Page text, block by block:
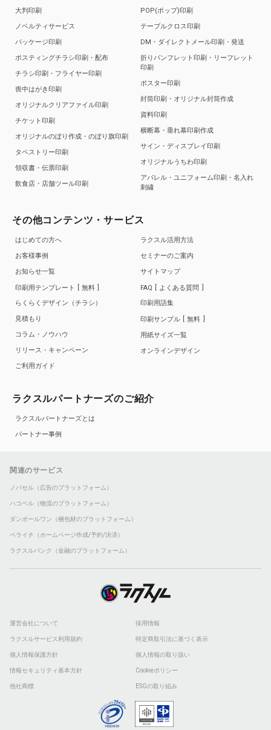
大判印刷
ノベルティサービス
パッケージ印刷
ポスティングチラシ印刷・配布
チラシ印刷・フライヤー印刷
喪中はがき印刷
オリジナルクリアファイル印刷
チケット印刷
オリジナルのぼり作成・のぼり旗印刷
タペストリー印刷
領収書・伝票印刷
飲食店・店舗ツール印刷
POP(ポップ)印刷
テーブルクロス印刷
DM・ダイレクトメール印刷・発送
折りパンフレット印刷・リーフレット
印刷
ポスター印刷
封筒印刷・オリジナル封筒作成
資料印刷
横断幕・垂れ幕印刷作成
サイン・ディスプレイ印刷
オリジナルうちわ印刷
アパレル・ユニフォーム印刷・名入れ
刺繍
その他コンテンツ・サービス
はじめての方へ
お客様事例
お知らせ一覧
印刷用テンプレート
無料
らくらくデザイン（チラシ）
見積もり
コラム・ノウハウ
リリース・キャンペーン
ご利用ガイド
ラクスル活用方法
セミナーのご案内
サイトマップ
FAQ
よくある質問
印刷用語集
印刷サンプル
無料
用紙サイズ一覧
オンラインデザイン
ラクスルパートナーズのご紹介
ラクスルパートナーズとは
パートナー事例
関連のサービス
ノバセル（広告のプラットフォーム）
ハコベル（物流のプラットフォーム）
ダンボールワン（梱包材のプラットフォーム）
ペライチ（ホームページ作成/予約/決済）
ラクスルバンク（金融のプラットフォーム）
運営会社について 採用情報
ラクスルサービス利用規約 特定商取引法に基づく表示
個人情報保護方針 個人情報の取り扱い
情報セキュリティ基本方針 Cookieポリシー
他社商標 ESGの取り組み